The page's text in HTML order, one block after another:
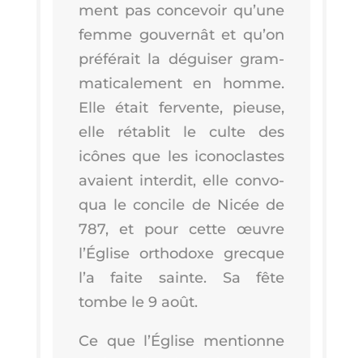
ment pas conce­voir qu’une
femme gou­ver­nât et qu’on
pré­fé­rait la dégui­ser gram­
ma­ti­ca­le­ment en homme.
Elle était fer­vente, pieuse,
elle réta­blit le culte des
icônes que les ico­no­clastes
avaient inter­dit, elle convo­
qua le concile de Nicée de
787, et pour cette œuvre
l’É­glise ortho­doxe grecque
l’a faite sainte. Sa fête
tombe le 9 août.
Ce que l’É­glise men­tionne